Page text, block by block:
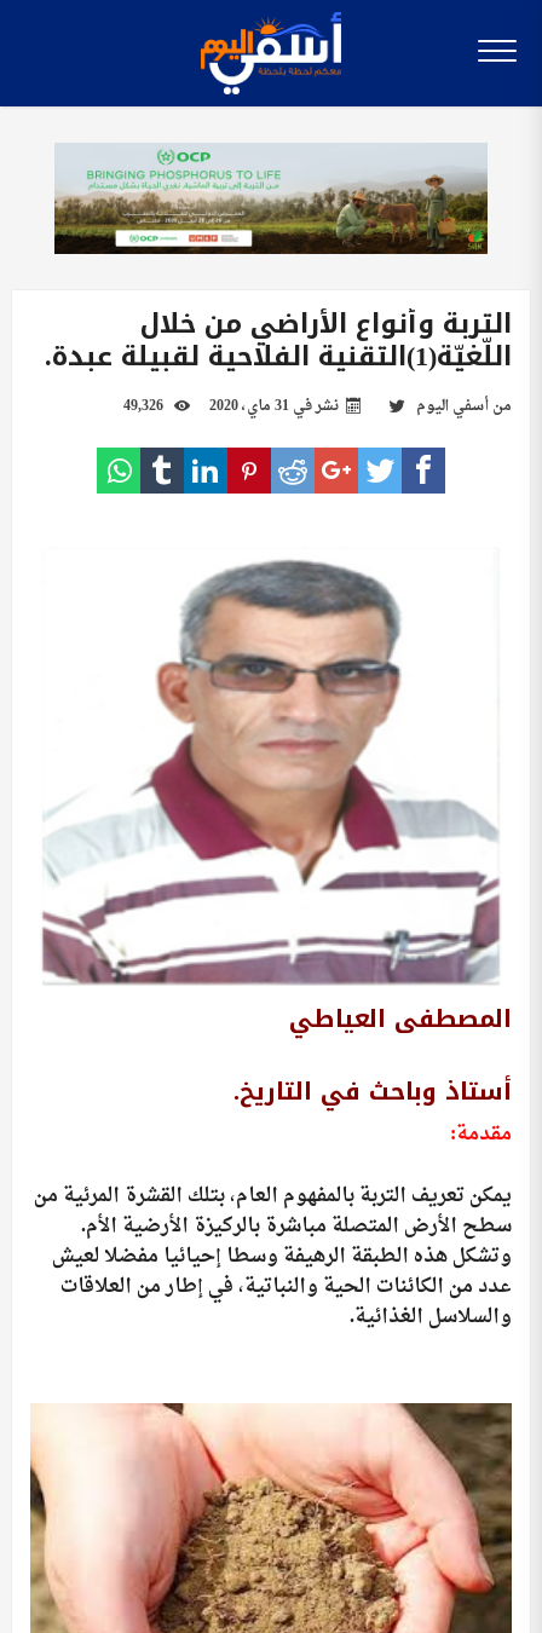
التربة وأنواع الأراضي من خلال
اللّغيّة(1)التقنية الفلاحية لقبيلة عبدة.
منأسفي اليوم نشر في31 ماي، 2020
المصطفى العياطي
أستاذ وباحث في التاريخ.
مقدمة:
يمكن تعريف التربة بالمفهوم العام، بتلك القشرة المرئية من
سطح الأرض المتصلة مباشرة بالركيزة الأرضية الأم.
وتشكل هذه الطبقة الرهيفة وسطا إحيائيا مفضلا لعيش
عدد من الكائنات الحية والنباتية، في إطار من العلاقات
والسلاسل الغذائية.